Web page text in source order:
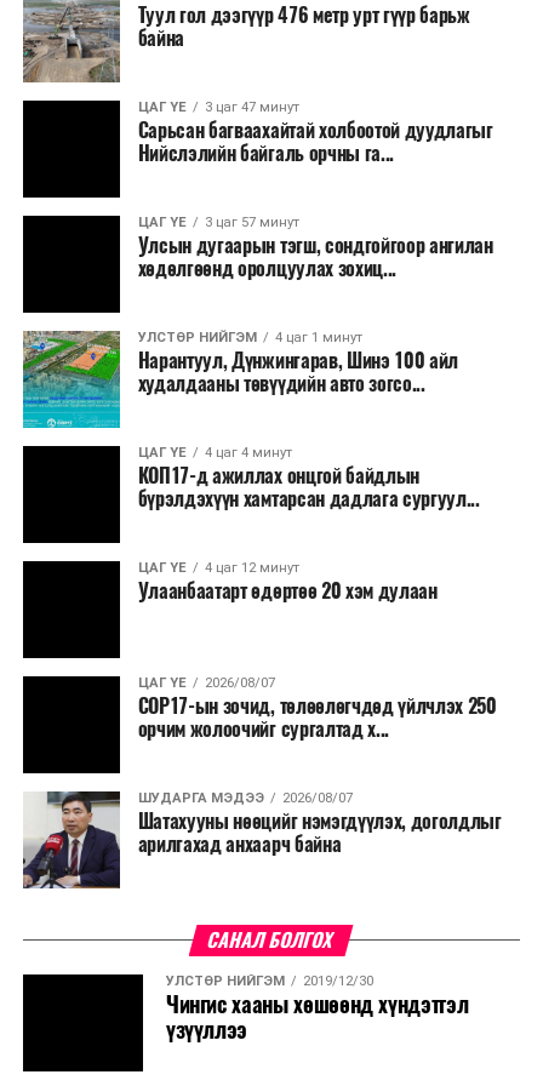
Ерөнхий сайд хэлсэн үгэндээ, Манай Засгийн газар 33
боловсруулах үйлдвэрийн ажлыг гацаанаас гаргалаа.
Үр дүнд нь 20 хувийн гүйцэтгэлтэй гацсан
нийлүүлэх, эрэл хайгуулын ажлыг эхлүүллээ. 14
байршилд Олон улсын нээлттэй сонгон шалгаруулалт
зарласан. Засгийн газар үнийн өсөлтийн эсрэг, дэлхий
сөрөг нөлөөг даван туулахын төлөө бүх шатандаа
хичээн ажиллаж байна хэмээв.
Туул гол дээгүүр 476 метр урт гүүр барьж
байна
ЦАГ ҮЕ 3 цаг 47 минут
Сарьсан багваахайтай холбоотой дуудлагыг
Нийслэлийн байгаль орчны га...
ЦАГ ҮЕ 3 цаг 57 минут
Улсын дугаарын тэгш, сондгойгоор ангилан
хөдөлгөөнд оролцуулах зохиц...
УЛСТӨР НИЙГЭМ 4 цаг 1 минут
Нарантуул, Дүнжингарав, Шинэ 100 айл
худалдааны төвүүдийн авто зогсо...
ЦАГ ҮЕ 4 цаг 4 минут
КОП17-д ажиллах онцгой байдлын
бүрэлдэхүүн хамтарсан дадлага сургуул...
ЦАГ ҮЕ 4 цаг 12 минут
Улаанбаатарт өдөртөө 20 хэм дулаан
ЦАГ ҮЕ 2026/08/07
COP17-ын зочид, төлөөлөгчдөд үйлчлэх 250
орчим жолоочийг сургалтад х...
ШУДАРГА МЭДЭЭ 2026/08/07
Шатахууны нөөцийг нэмэгдүүлэх, доголдлыг
арилгахад анхаарч байна
САНАЛ БОЛГОХ
УЛСТӨР НИЙГЭМ 2019/12/30
Чингис хааны хөшөөнд хүндэтгэл
үзүүллээ